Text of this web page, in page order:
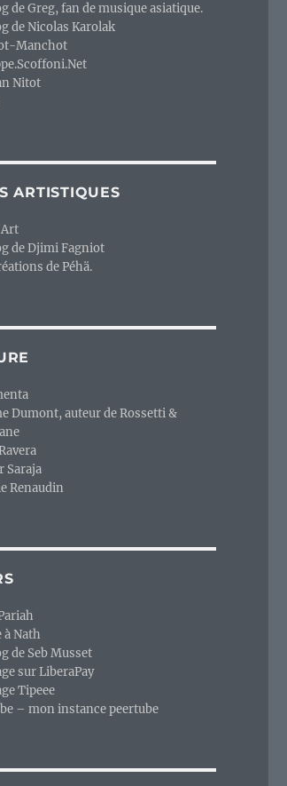
du monde des développeurs et de
de Greg, fan de musique asiatique.
de Nicolas Karolak
Manchot
Nitot
ARTISTIQUES
de Djimi Fagniot
de Péhä.
Dumont, auteur de Rossetti &
Saraja
Renaudin
à Nath
de Seb Musset
sur LiberaPay
Tipeee
– mon instance peertube